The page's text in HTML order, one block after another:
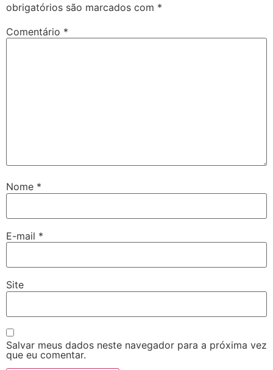
obrigatórios são marcados com *
Comentário *
Nome *
E-mail *
Site
Salvar meus dados neste navegador para a próxima vez
que eu comentar.